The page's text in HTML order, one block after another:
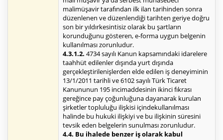
malimüşavir tarafından ilk ilan tarihinden sonra
düzenlenen ve düzenlendiği tarihten geriye doğru
son bir yıldırkesintisiz olarak bu şartların
korunduğunu gösteren, e-forma uygun belgenin
kullanılması zorunludur.
4.3.1.2. 4734 sayılı Kanun kapsamındaki idarelere
taahhüt edilenler dışında yurt dışında
gerçekleştirilenişlerden elde edilen iş deneyiminin
13/1/2011 tarihli ve 6102 sayılı Türk Ticaret
Kanununun 195 incimaddesinin ikinci fıkrası
gereğince pay çoğunluğuna dayanarak kurulan
şirketler topluluğu ilişkisi içindekullanılması
halinde bu hukuki ilişkiyi ve bu ilişkinin süresini
tevsik eden belgelerin sunulması zorunludur.
4.4. Bu ihalede benzer iş olarak kabul